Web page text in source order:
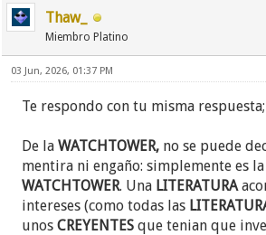
Thaw_
Miembro Platino
03 Jun, 2026, 01:37 PM
Te respondo con tu misma respuesta;
De laWATCHTOWER, no se puede
mentira ni engaño: simplemente es
WATCHTOWER. Una LITERATURA
intereses (como todas las
unosCREYENTES que tenian que